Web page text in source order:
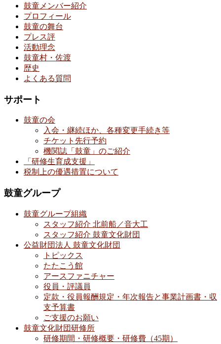
鼓童メンバー紹介
プロフィール
鼓童の舞台
プレス評
活動理念
鼓童村・佐渡
歴史
よくある質問
サポート
鼓童の会
入会・継続ほか、各種変更手続き等
チケット先行予約
機関誌「鼓童」のご紹介
「研修生育成支援」
税制上の優遇措置について
鼓童グループ
鼓童グループ組織
スタッフ紹介 北前船／音大工
スタッフ紹介 鼓童文化財団
公益財団法人 鼓童文化財団
トピックス
たたこう館
アースファニチャー
役員・評議員
定款・役員報酬規定・年次報告と事業計画書・収
支予算書
ご支援のお願い
鼓童文化財団研修所
研修期間・研修概要・研修費（45期）